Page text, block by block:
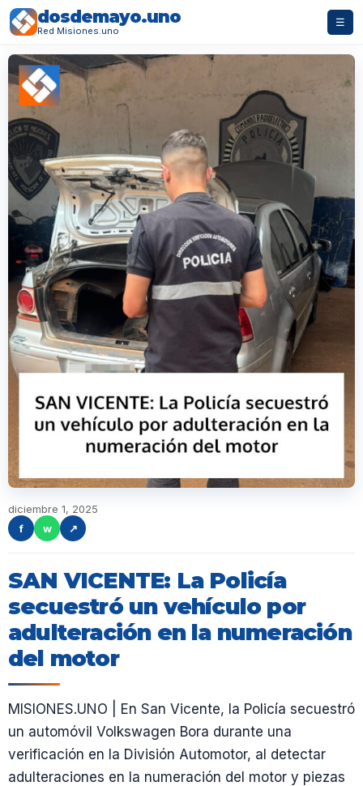
dosdemayo.uno
Red Misiones.uno
☰
diciembre 1, 2025
f
w ↗
SAN VICENTE: La Policía
secuestró un vehículo por
adulteración en la numeración
del motor
MISIONES.UNO | En San Vicente, la Policía secuestró
un automóvil Volkswagen Bora durante una
verificación en la División Automotor, al detectar
adulteraciones en la numeración del motor y piezas